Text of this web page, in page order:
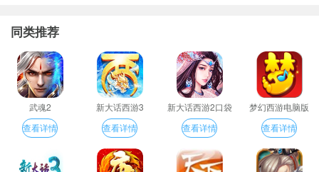
同类推荐
武魂2
查看详情
新大话西游3
查看详情
新大话西游2口袋
版
查看详情
梦幻西游电脑版
查看详情